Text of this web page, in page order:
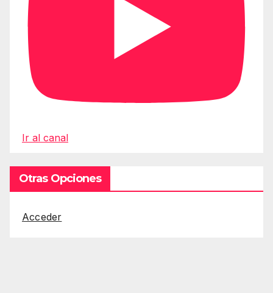
Ir al canal
Otras Opciones
Acceder